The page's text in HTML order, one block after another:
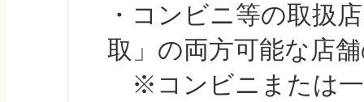
・コンビニ等の取扱
取」の両方可能な店
※コンビニまたは一